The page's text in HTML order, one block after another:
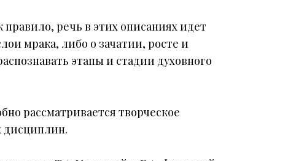
речь в этих описаниях идет
мрака, либо о зачатии, росте и
этапы и стадии духовного
рассматривается творческое
дисциплин.